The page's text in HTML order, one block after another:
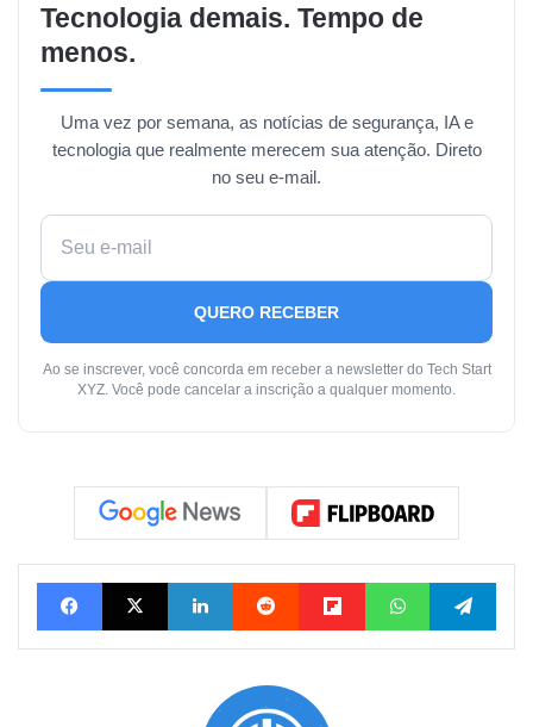
Tecnologia demais. Tempo de
menos.
Uma vez por semana, as notícias de segurança, IA e
tecnologia que realmente merecem sua atenção. Direto
no seu e-mail.
QUERO RECEBER
Ao se inscrever, você concorda em receber a newsletter do Tech Start
XYZ. Você pode cancelar a inscrição a qualquer momento.
FacebookX Linkedin Reddit FlipboardWhatsApp